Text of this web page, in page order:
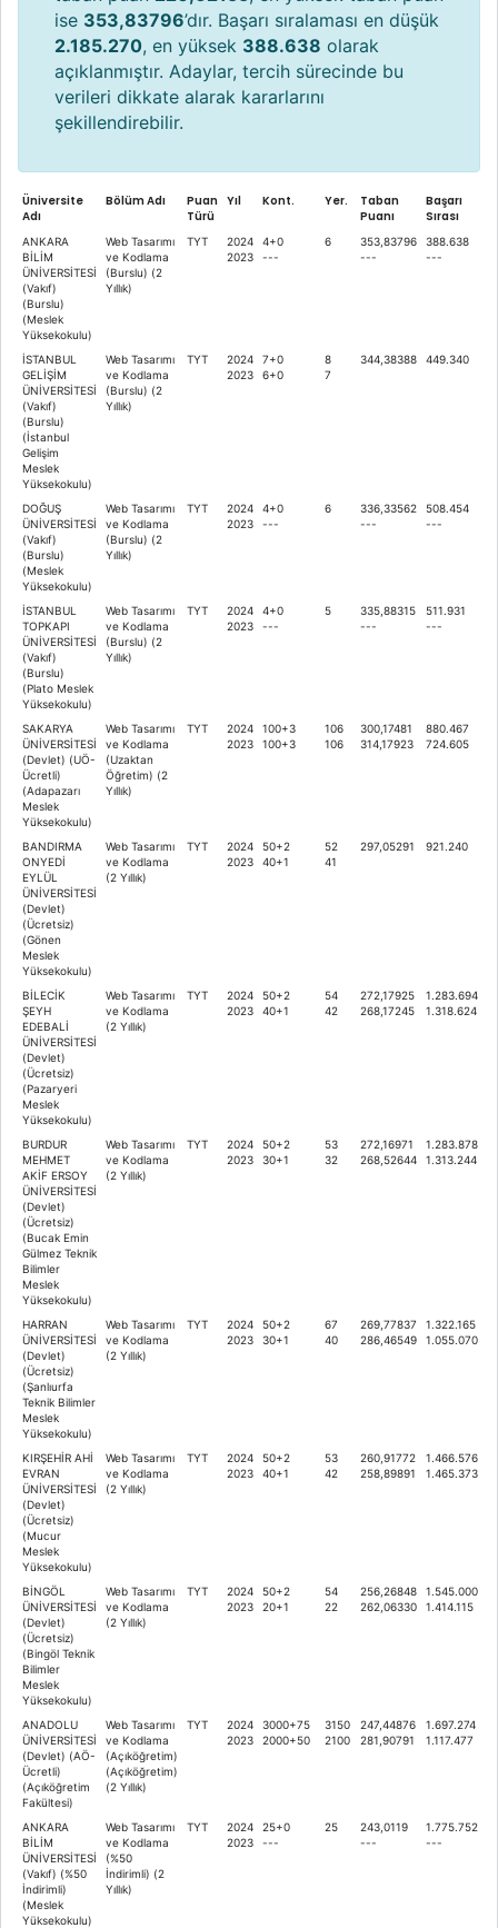
ise 353,83796’dır. Başarı sıralaması en düşük
2.185.270, en yüksek 388.638 olarak
açıklanmıştır. Adaylar, tercih sürecinde bu
verileri dikkate alarak kararlarını
şekillendirebilir.
Üniversite
Adı
Bölüm Adı
Puan
Türü
Yıl Kont. Yer.
Taban
Puanı
Başarı
Sırası
ANKARA
BİLİM
ÜNİVERSİTESİ
(Vakıf)
(Burslu)
(Meslek
Yüksekokulu)
Web Tasarımı
ve Kodlama
(Burslu) (2
Yıllık)
TYT
2024
2023
4+0
---
6
353,83796
---
388.638
---
İSTANBUL
GELİŞİM
ÜNİVERSİTESİ
(Vakıf)
(Burslu)
(İstanbul
Gelişim
Meslek
Yüksekokulu)
Web Tasarımı
ve Kodlama
(Burslu) (2
Yıllık)
TYT
2024
2023
7+0
6+0
8
7
344,38388 449.340
DOĞUŞ
ÜNİVERSİTESİ
(Vakıf)
(Burslu)
(Meslek
Yüksekokulu)
Web Tasarımı
ve Kodlama
(Burslu) (2
Yıllık)
TYT
2024
2023
4+0
---
6
336,33562
---
508.454
---
İSTANBUL
TOPKAPI
ÜNİVERSİTESİ
(Vakıf)
(Burslu)
(Plato Meslek
Yüksekokulu)
Web Tasarımı
ve Kodlama
(Burslu) (2
Yıllık)
TYT
2024
2023
4+0
---
5
335,88315
---
511.931
---
SAKARYA
ÜNİVERSİTESİ
(Devlet) (UÖ-
Ücretli)
(Adapazarı
Meslek
Yüksekokulu)
Web Tasarımı
ve Kodlama
(Uzaktan
Öğretim) (2
Yıllık)
TYT
2024
2023
100+3
100+3
106
106
300,17481
314,17923
880.467
724.605
BANDIRMA
ONYEDİ
EYLÜL
ÜNİVERSİTESİ
(Devlet)
(Ücretsiz)
(Gönen
Meslek
Yüksekokulu)
Web Tasarımı
ve Kodlama
(2 Yıllık)
TYT
2024
2023
50+2
40+1
52
41
297,05291 921.240
BİLECİK
ŞEYH
EDEBALİ
ÜNİVERSİTESİ
(Devlet)
(Ücretsiz)
(Pazaryeri
Meslek
Yüksekokulu)
Web Tasarımı
ve Kodlama
(2 Yıllık)
TYT
2024
2023
50+2
40+1
54
42
272,17925
268,17245
1.283.694
1.318.624
BURDUR
MEHMET
AKİF ERSOY
ÜNİVERSİTESİ
(Devlet)
(Ücretsiz)
(Bucak Emin
Gülmez Teknik
Bilimler
Meslek
Yüksekokulu)
Web Tasarımı
ve Kodlama
(2 Yıllık)
TYT
2024
2023
50+2
30+1
53
32
272,16971
268,52644
1.283.878
1.313.244
HARRAN
ÜNİVERSİTESİ
(Devlet)
(Ücretsiz)
(Şanlıurfa
Teknik Bilimler
Meslek
Yüksekokulu)
Web Tasarımı
ve Kodlama
(2 Yıllık)
TYT
2024
2023
50+2
30+1
67
40
269,77837
286,46549
1.322.165
1.055.070
KIRŞEHİR AHİ
EVRAN
ÜNİVERSİTESİ
(Devlet)
(Ücretsiz)
(Mucur
Meslek
Yüksekokulu)
Web Tasarımı
ve Kodlama
(2 Yıllık)
TYT
2024
2023
50+2
40+1
53
42
260,91772
258,89891
1.466.576
1.465.373
BİNGÖL
ÜNİVERSİTESİ
(Devlet)
(Ücretsiz)
(Bingöl Teknik
Bilimler
Meslek
Yüksekokulu)
Web Tasarımı
ve Kodlama
(2 Yıllık)
TYT
2024
2023
50+2
20+1
54
22
256,26848
262,06330
1.545.000
1.414.115
ANADOLU
ÜNİVERSİTESİ
(Devlet) (AÖ-
Ücretli)
(Açıköğretim
Fakültesi)
Web Tasarımı
ve Kodlama
(Açıköğretim)
(Açıköğretim)
(2 Yıllık)
TYT
2024
2023
3000+75
2000+50
3150
2100
247,44876
281,90791
1.697.274
1.117.477
ANKARA
BİLİM
ÜNİVERSİTESİ
(Vakıf) (%50
İndirimli)
(Meslek
Yüksekokulu)
Web Tasarımı
ve Kodlama
(%50
İndirimli) (2
Yıllık)
TYT
2024
2023
25+0
---
25
243,0119
---
1.775.752
---